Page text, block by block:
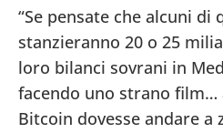
“Se pensate che alcuni di
stanzieranno 20 o 25
loro bilanci sovrani in
facendo uno strano film…
Bitcoin dovesse andare a